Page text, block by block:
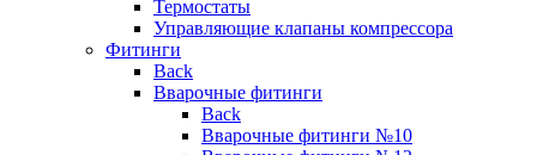
Термостаты
Управляющие клапаны компрессора
Фитинги
Back
Вварочные фитинги
Back
Вварочные фитинги №10